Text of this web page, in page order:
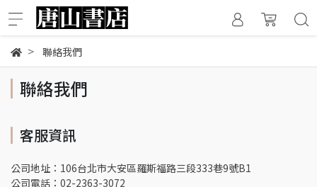
聯絡我們
聯絡我們
客服資訊
公司地址：106台北市大安區羅斯福路三段333巷9號B1
公司電話：02-2363-3072